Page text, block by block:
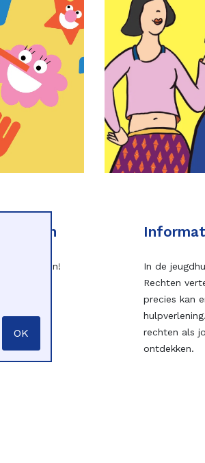
rechten!
om jouw
te
In de
Rechten
precies kan
rechten als
ontdekken.
OK